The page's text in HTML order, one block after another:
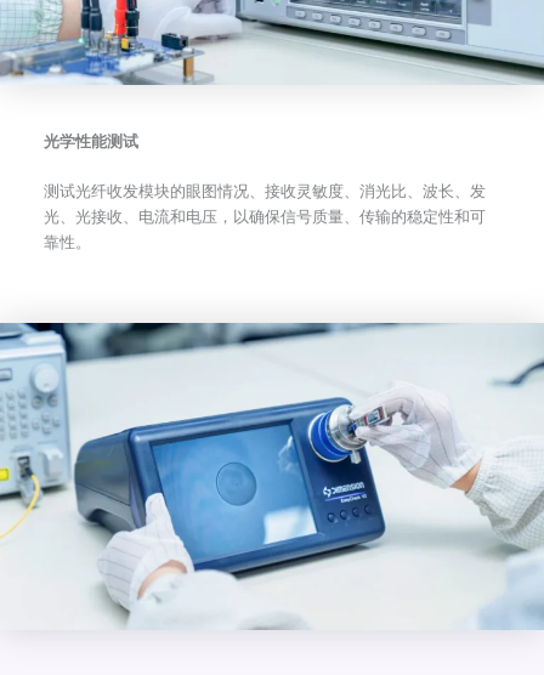
光学性能测试
测试光纤收发模块的眼图情况、接收灵敏度、消光比、波长、发
光、光接收、电流和电压，以确保信号质量、传输的稳定性和可
靠性。